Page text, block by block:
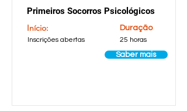
Primeiros Socorros Psicológicos
Início:
Inscrições abertas
Duração
25 horas
Saber mais